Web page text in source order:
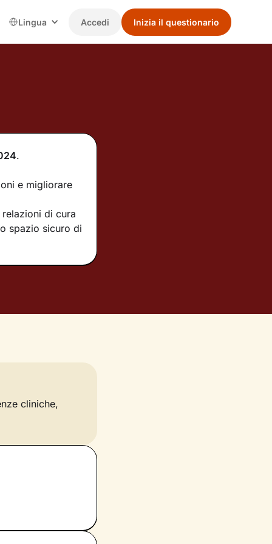
Lingua Accedi Inizia il questionario
.
e migliorare
di cura
spazio sicuro di
cliniche,